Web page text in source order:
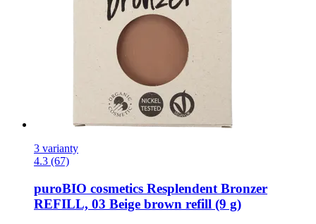
3 varianty
4.3 (67)
puroBIO cosmetics Resplendent Bronzer
REFILL, 03 Beige brown refill (9 g)